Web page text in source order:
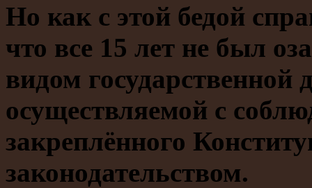
Но как с этой бедой
что все 15 лет не был
видом государственной
осуществляемой с
закреплённого
законодательством.